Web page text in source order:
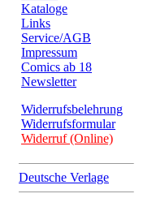
Kataloge
Links
Service/AGB
Impressum
Comics ab 18
Newsletter
Widerrufsbelehrung
Widerrufsformular
Widerruf (Online)
Deutsche Verlage